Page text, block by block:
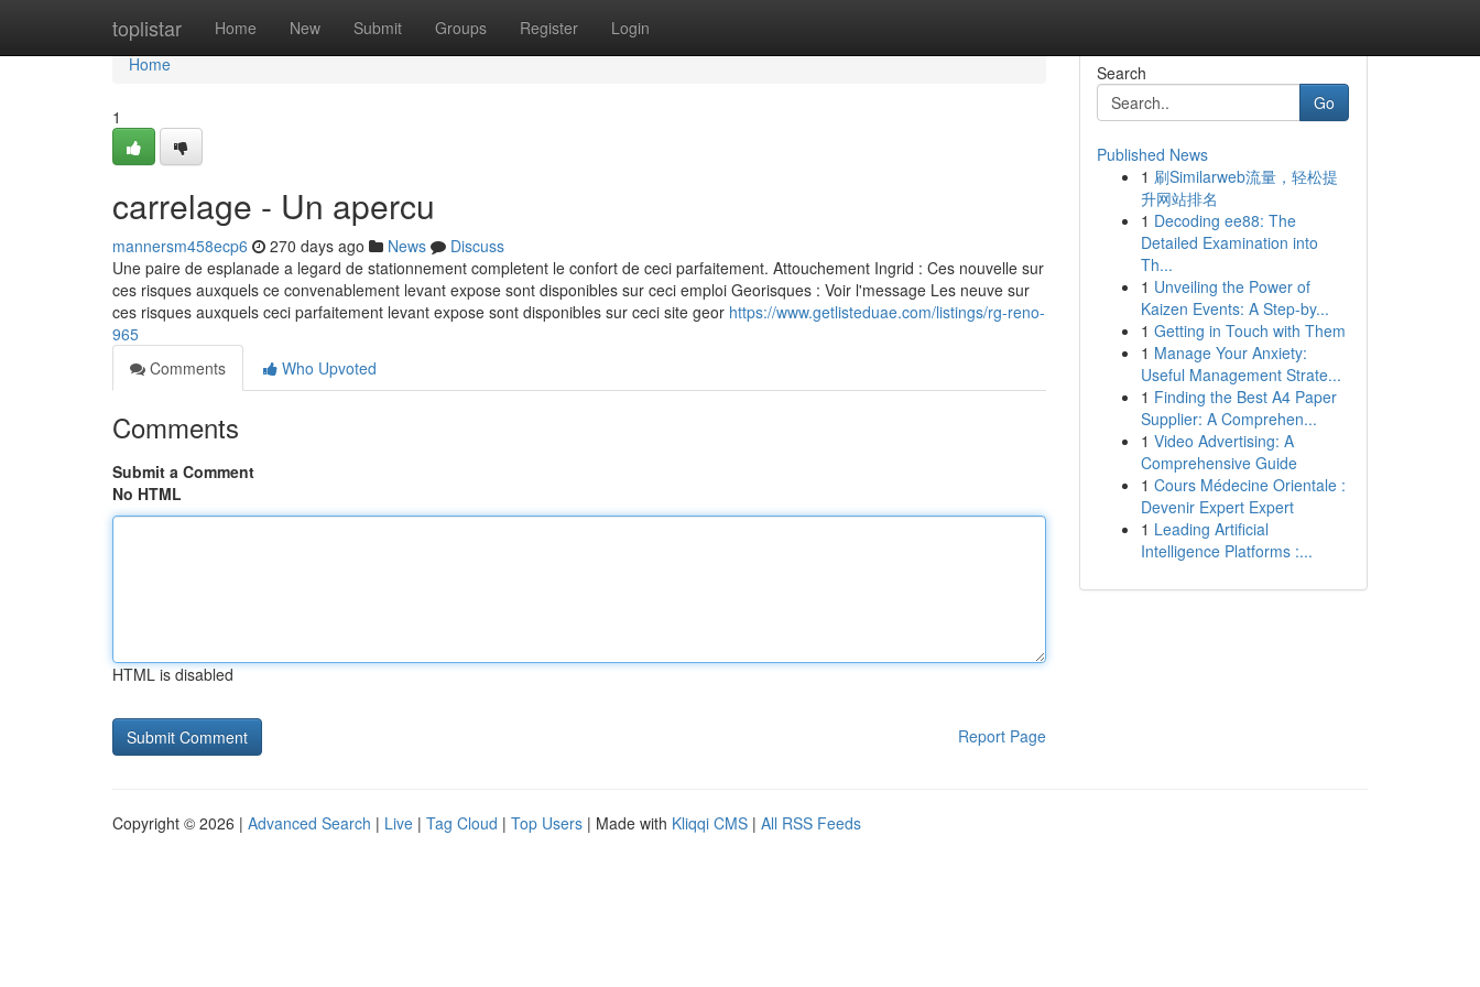
toplistar Home New Submit Groups Register Login
Home
Home
1
carrelage - Un apercu
mannersm458ecp6 270 days ago News
Discuss
Une paire de esplanade a legard de stationnement completent le confort de ceci parfaitement. Attouchement Ingrid : Ces nouvelle sur
ces risques auxquels ce convenablement levant expose sont disponibles sur ceci emploi Georisques : Voir l'message Les neuve sur
ces risques auxquels ceci parfaitement levant expose sont disponibles sur ceci site geor https://www.getlisteduae.com/listings/rg-reno-
965
Comments
Who Upvoted
Comments
Submit a Comment
No HTML
HTML is disabled
Report Page
Search
Go
Published News
1 刷Similarweb流量，轻松提
升网站排名
1 Decoding ee88: The
Detailed Examination into
Th...
1 Unveiling the Power of
Kaizen Events: A Step-by...
1 Getting in Touch with Them
1 Manage Your Anxiety:
Useful Management Strate...
1 Finding the Best A4 Paper
Supplier: A Comprehen...
1 Video Advertising: A
Comprehensive Guide
1 Cours Médecine Orientale :
Devenir Expert Expert
1 Leading Artificial
Intelligence Platforms :...
Copyright © 2026 | Advanced Search | Live | Tag Cloud | Top Users | Made with Kliqqi CMS | All RSS Feeds